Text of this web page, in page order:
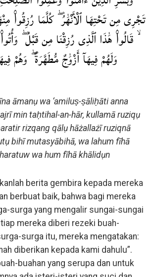
تَجْرِى مِن تَحْتِهَا ٱلْأَنْهَٰرُ ۖ كُلَّمَا رُزِقُوا۟
قَالُوا۟ هَٰذَا ٱلَّذِى رُزِقْنَا مِن قَبْلُ
وَلَهُمْ فِيهَآ أَزْوَٰجٌ مُّطَهَّرَةٌ ۖ وَهُمْ
āmanụ wa ‘amiluṣ-ṣāliḥāti anna
min taḥtihal-an-hār, kullamā ruziqụ
rizqang qālụ hāżallażī ruziqnā
bihī mutasyābihā, wa lahum fīhā
wa hum fīhā khālidụn
berita gembira kepada mereka
berbuat baik, bahwa bagi mereka
surga yang mengalir sungai-sungai
mereka diberi rezeki buah-
surga itu, mereka mengatakan:
diberikan kepada kami dahulu”.
buahan yang serupa dan untuk